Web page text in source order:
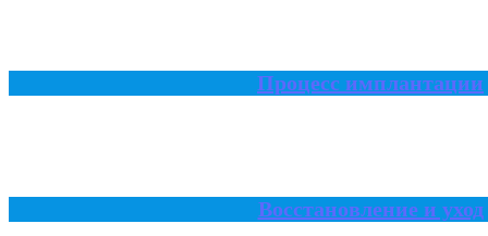
Процесс имплантации
Восстановление и уход